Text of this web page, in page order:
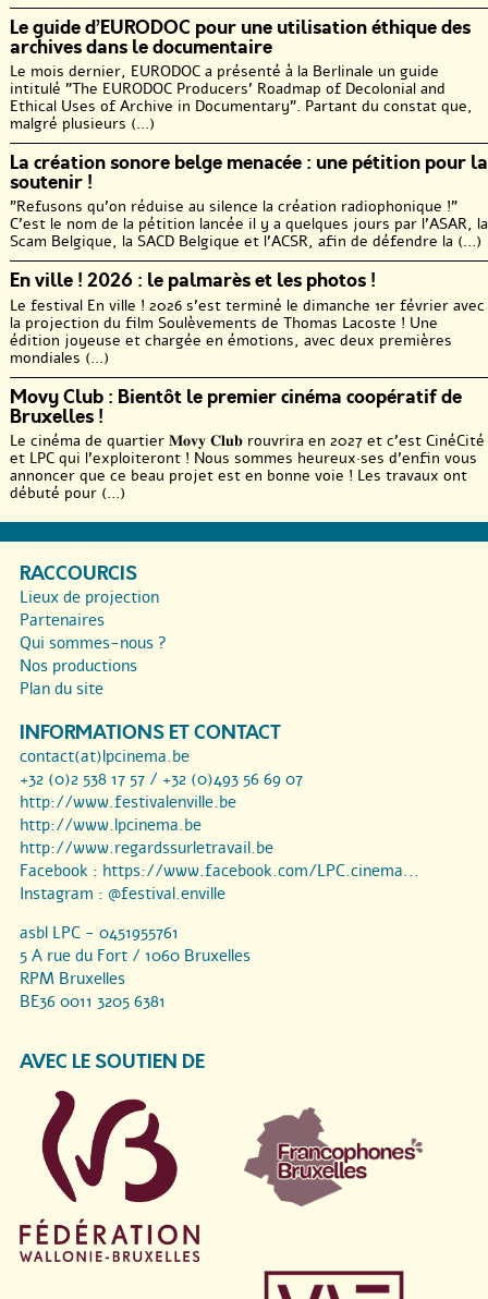
Le guide d’EURODOC pour une utilisation éthique des
archives dans le documentaire
Le mois dernier, EURODOC a présenté à la Berlinale un guide
intitulé "The EURODOC Producers’ Roadmap of Decolonial and
Ethical Uses of Archive in Documentary". Partant du constat que,
malgré plusieurs (...)
La création sonore belge menacée : une pétition pour la
soutenir !
"Refusons qu’on réduise au silence la création radiophonique !"
C’est le nom de la pétition lancée il y a quelques jours par l’ASAR, la
Scam Belgique, la SACD Belgique et l’ACSR, afin de défendre la (...)
En ville ! 2026 : le palmarès et les photos !
Le festival En ville ! 2026 s’est terminé le dimanche 1er février avec
la projection du film Soulèvements de Thomas Lacoste ! Une
édition joyeuse et chargée en émotions, avec deux premières
mondiales (...)
Movy Club : Bientôt le premier cinéma coopératif de
Bruxelles !
Le cinéma de quartier 𝐌𝐨𝐯𝐲 𝐂𝐥𝐮𝐛 rouvrira en 2027 et c’est CinéCité
et LPC qui l’exploiteront ! Nous sommes heureux·ses d’enfin vous
annoncer que ce beau projet est en bonne voie ! Les travaux ont
débuté pour (...)
RACCOURCIS
Lieux de projection
Partenaires
Qui sommes-nous ?
Nos productions
Plan du site
INFORMATIONS ET CONTACT
contact(at)lpcinema.be
+32 (0)2 538 17 57 / +32 (0)493 56 69 07
http://www.festivalenville.be
http://www.lpcinema.be
http://www.regardssurletravail.be
Facebook : https://www.facebook.com/LPC.cinema...
Instagram : @festival.enville
asbl LPC - 0451955761
5 A rue du Fort / 1060 Bruxelles
RPM Bruxelles
BE36 0011 3205 6381
AVEC LE SOUTIEN DE